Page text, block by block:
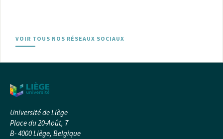
VOIR TOUS NOS RÉSEAUX SOCIAUX
Université de Liège
Place du 20-Août, 7
B- 4000 Liège, Belgique